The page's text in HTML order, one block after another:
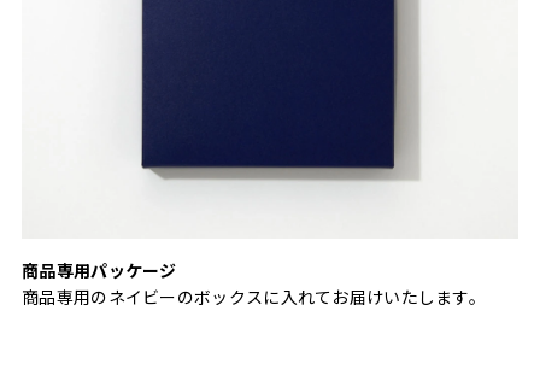
商品専用パッケージ
商品専用のネイビーのボックスに入れてお届けいたします。